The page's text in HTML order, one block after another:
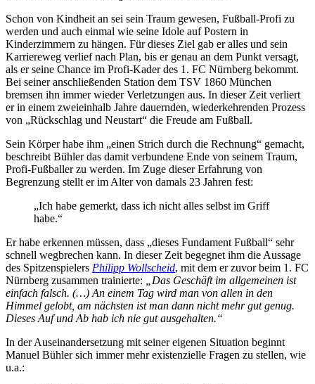
Schon von Kindheit an sei sein Traum gewesen, Fußball-Profi zu
werden und auch einmal wie seine Idole auf Postern in
Kinderzimmern zu hängen. Für dieses Ziel gab er alles und sein
Karriereweg verlief nach Plan, bis er genau an dem Punkt versagt,
als er seine Chance im Profi-Kader des 1. FC Nürnberg bekommt.
Bei seiner anschließenden Station dem TSV 1860 München
bremsen ihn immer wieder Verletzungen aus. In dieser Zeit verliert
er in einem zweieinhalb Jahre dauernden, wiederkehrenden Prozess
von „Rückschlag und Neustart“ die Freude am Fußball.
Sein Körper habe ihm „einen Strich durch die Rechnung“ gemacht,
beschreibt Bühler das damit verbundene Ende von seinem Traum,
Profi-Fußballer zu werden. Im Zuge dieser Erfahrung von
Begrenzung stellt er im Alter von damals 23 Jahren fest:
„Ich habe gemerkt, dass ich nicht alles selbst im Griff
habe.“
Er habe erkennen müssen, dass „dieses Fundament Fußball“ sehr
schnell wegbrechen kann. In dieser Zeit begegnet ihm die Aussage
des Spitzenspielers Philipp Wollscheid, mit dem er zuvor beim 1. FC
Nürnberg zusammen trainierte:
„Das Geschäft im allgemeinen ist
einfach falsch. (…) An einem Tag wird man von allen in den
Himmel gelobt, am nächsten ist man dann nicht mehr gut genug.
Dieses Auf und Ab hab ich nie gut ausgehalten.“
In der Auseinandersetzung mit seiner eigenen Situation beginnt
Manuel Bühler sich immer mehr existenzielle Fragen zu stellen, wie
u.a.: